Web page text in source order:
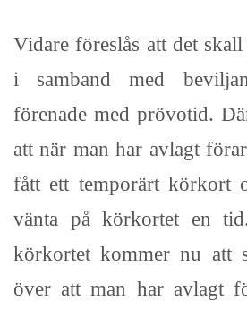
Vidare föreslås att det
i samband med
förenade med prövotid.
att när man har avlagt
fått ett temporärt körkort
vänta på körkortet en
körkortet kommer nu att
över att man har avlagt